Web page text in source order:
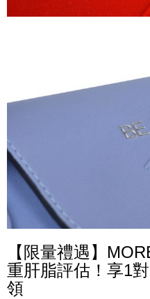
【限量禮遇】
重肝脂評估！享1
領